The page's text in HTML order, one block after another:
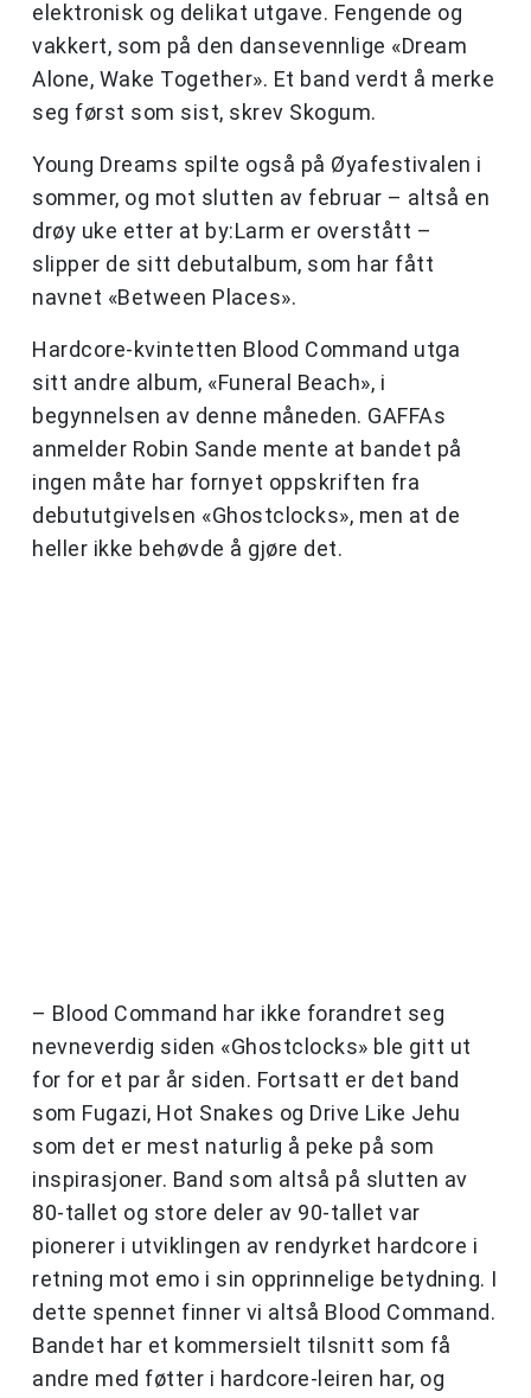
elektronisk og delikat utgave. Fengende og
vakkert, som på den dansevennlige «Dream
Alone, Wake Together». Et band verdt å merke
seg først som sist, skrev Skogum.
Young Dreams spilte også på Øyafestivalen i
sommer, og mot slutten av februar – altså en
drøy uke etter at by:Larm er overstått –
slipper de sitt debutalbum, som har fått
navnet «Between Places».
Hardcore-kvintetten Blood Command utga
sitt andre album, «Funeral Beach», i
begynnelsen av denne måneden. GAFFAs
anmelder Robin Sande mente at bandet på
ingen måte har fornyet oppskriften fra
debututgivelsen «Ghostclocks», men at de
heller ikke behøvde å gjøre det.
– Blood Command har ikke forandret seg
nevneverdig siden «Ghostclocks» ble gitt ut
for for et par år siden. Fortsatt er det band
som Fugazi, Hot Snakes og Drive Like Jehu
som det er mest naturlig å peke på som
inspirasjoner. Band som altså på slutten av
80-tallet og store deler av 90-tallet var
pionerer i utviklingen av rendyrket hardcore i
retning mot emo i sin opprinnelige betydning. I
dette spennet finner vi altså Blood Command.
Bandet har et kommersielt tilsnitt som få
andre med føtter i hardcore-leiren har, og